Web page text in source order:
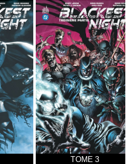
TOME 3